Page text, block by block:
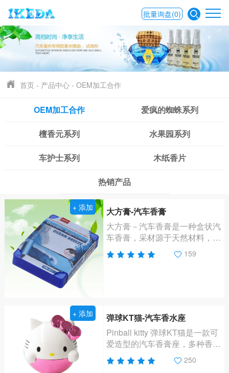
批量询盘(0)
首页 - 产品中心 -OEM加工合作
OEM加工合作 爱疯的蜘蛛系列
檀香元系列 水果园系列
车护士系列 木纸香片
热销产品
+ 添加
大方膏-汽车香膏
大方膏－汽车香膏是一种盒状汽
车香膏，采材源于天然材料，可
以祛除汽车内、室内的嗅味、异
味，消灭细菌，净化空气，营造
159
+ 添加
弹球KT猫-汽车香水座
Pinball kitty 弹球KT猫是一款可
爱造型的汽车香膏座，多种香型
与颜色可以选择。可以祛除车
内、室内的嗅味、异味，消灭细
250